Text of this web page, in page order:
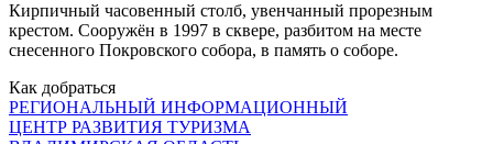
Кирпичный часовенный столб, увенчанный прорезным
крестом. Сооружён в 1997 в сквере, разбитом на месте
снесенного Покровского собора, в память о соборе.
Как добраться
РЕГИОНАЛЬНЫЙ ИНФОРМАЦИОННЫЙ
ЦЕНТР РАЗВИТИЯ ТУРИЗМА